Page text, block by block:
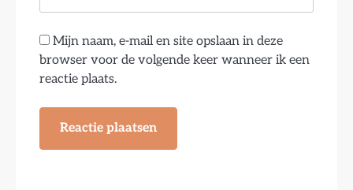
Mijn naam, e-mail en site opslaan in deze
browser voor de volgende keer wanneer ik een
reactie plaats.